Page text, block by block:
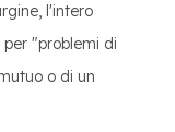
l'intero
"problemi di
o di un